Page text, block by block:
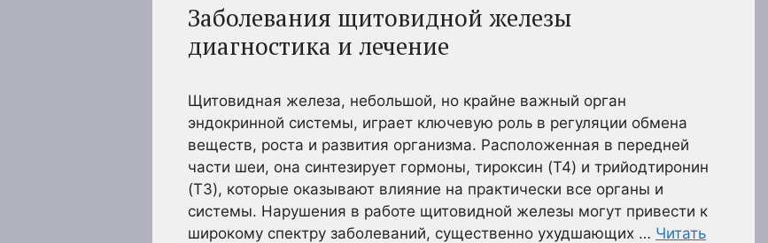
Заболевания щитовидной железы
диагностика и лечение
Щитовидная железа, небольшой, но крайне важный орган
эндокринной системы, играет ключевую роль в регуляции обмена
веществ, роста и развития организма. Расположенная в передней
части шеи, она синтезирует гормоны, тироксин (T4) и трийодтиронин
(T3), которые оказывают влияние на практически все органы и
системы. Нарушения в работе щитовидной железы могут привести к
широкому спектру заболеваний, существенно ухудшающих … Читать